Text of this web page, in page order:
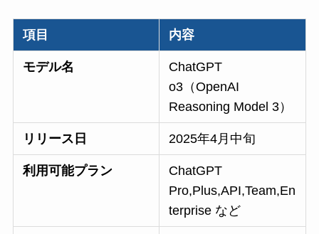
項目 内容
モデル名
ChatGPT
o3（OpenAI
Reasoning Model 3）
リリース日 2025年4月中旬
利用可能プラン
ChatGPT
Pro,Plus,API,Team,En
terprise など